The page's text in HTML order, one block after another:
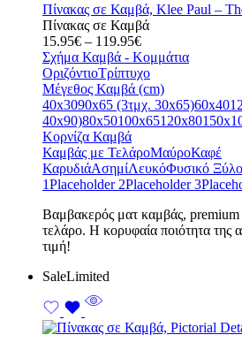
Πίνακας σε Καμβά, Klee Paul –
Πίνακας σε Καμβά
15.95€ – 119.95€Price
range:
15.95€
through
119.95€
Σχήμα Καμβά - Κομμάτια
ΟριζόντιοΤρίπτυχο
Μέγεθος Καμβά (cm)
40x3090x65 (3τμχ. 30x65)60x40
40x90)80x50100x65120x80
Κορνίζα Καμβά
Καμβάς με ΤελάροΜαύροΚαφέ
ΚαρυδιάΑσημίΛευκόΦυσικό Ξύλο
1Placeholder 2Placeholder 3
Bαμβακερός ματ καμβάς, premium
τελάρο. Η κορυφαία ποιότητα της
τιμή!
SaleLimited